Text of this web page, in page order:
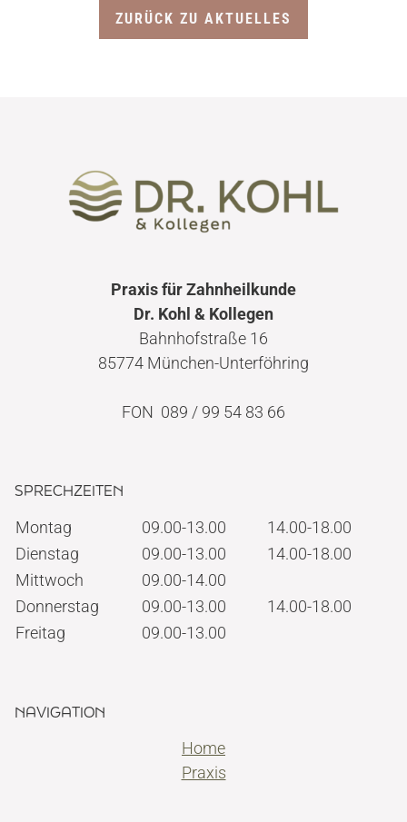
ZURÜCK ZU AKTUELLES
Praxis für Zahnheilkunde
Dr. Kohl & Kollegen
Bahnhofstraße 16
85774 München-Unterföhring
FON 089 / 99 54 83 66
SPRECHZEITEN
Montag 09.00-13.00
14.00-18.00
Dienstag
09.00-13.00
14.00-18.00
Mittwoch
09.00-14.00
Donnerstag
09.00-13.00
14.00-18.00
Freitag
09.00-13.00
NAVIGATION
Home
Praxis